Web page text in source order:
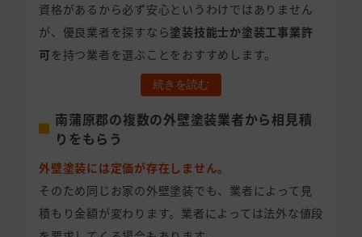
資格があるから必ず安心というわけではありません
が、優良業者を探すなら塗装技能士か塗装工事業許
可 を持つ業者を選ぶことをおすすめします。
続きを読む
南蒲原郡の複数の外壁塗装業者から相見積
りをもらう
外壁塗装には定価が存在しません。
そのため同じお家の外壁塗装でも、業者によって見
積もり金額が変わります。業者によっては法外な値段